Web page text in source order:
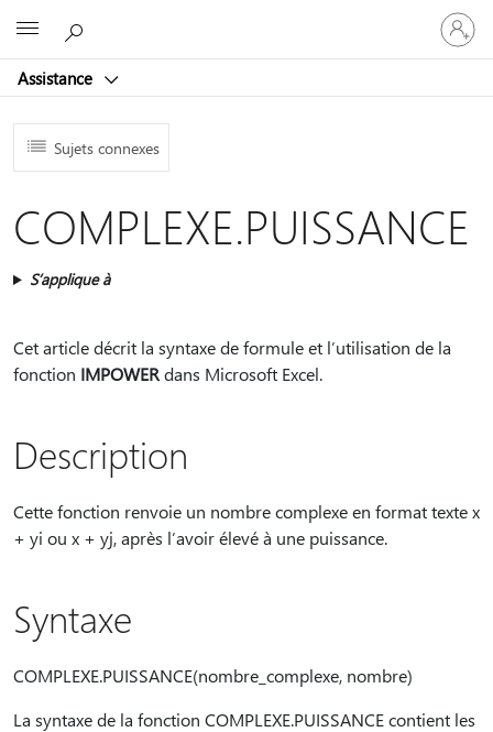
Assistance
vous
à
compte
Sujets connexes
COMPLEXE.PUISSANCE
S’applique à
Cet article décrit la syntaxe de formule et l’utilisation de la
fonction IMPOWERdans Microsoft Excel.
Description
Cette fonction renvoie un nombre complexe en format texte x
+ yi ou x + yj, après l’avoir élevé à une puissance.
Syntaxe
COMPLEXE.PUISSANCE(nombre_complexe, nombre)
La syntaxe de la fonction COMPLEXE.PUISSANCE contient les